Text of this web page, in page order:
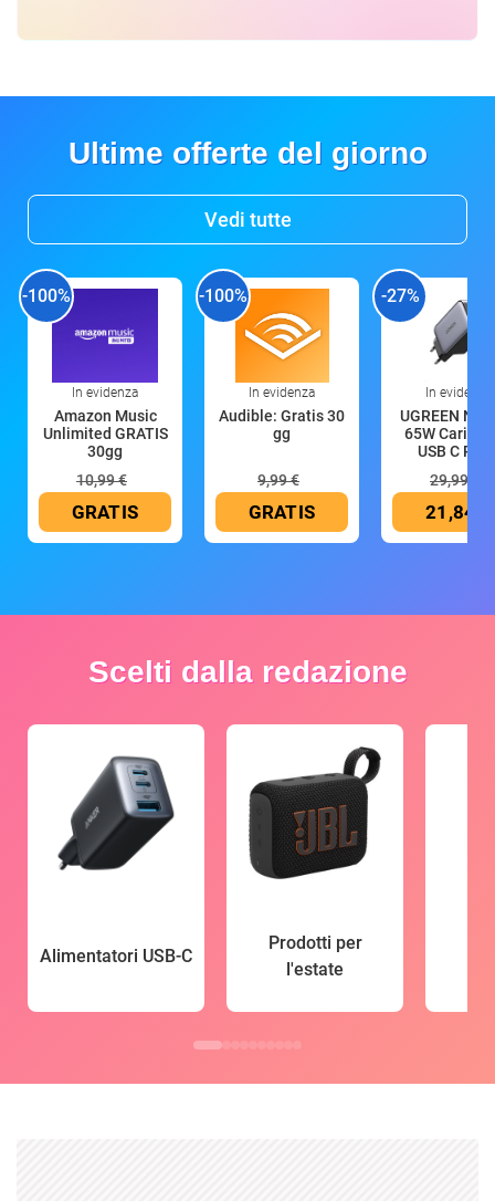
Ultime offerte del giorno
Vedi tutte
-100%
In evidenza
Amazon Music
Unlimited GRATIS
30gg
10,99 €
GRATIS
-100%
In evidenza
Audible: Gratis 30
gg
9,99 €
GRATIS
-27%
In evidenza
UGREEN
65W
USB C
29,99 €
21,84 €
Scelti dalla redazione
Alimentatori USB-C
Prodotti per
l'estate